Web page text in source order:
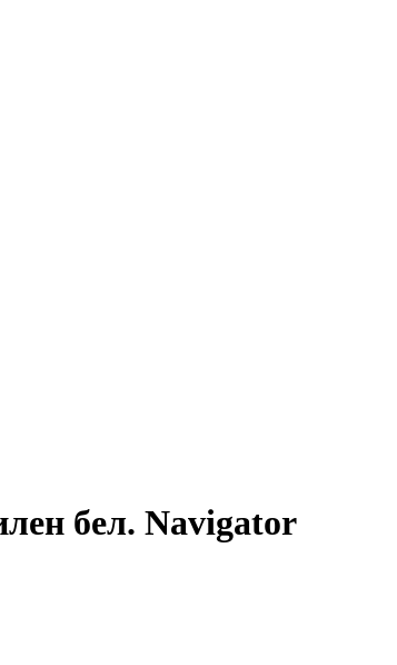
бел. Navigator